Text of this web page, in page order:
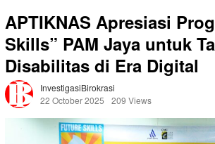
APTIKNAS Apresiasi
Skills” PAM Jaya untuk
Disabilitas di Era Digital
InvestigasiBirokrasi
22 October 2025
209 Views